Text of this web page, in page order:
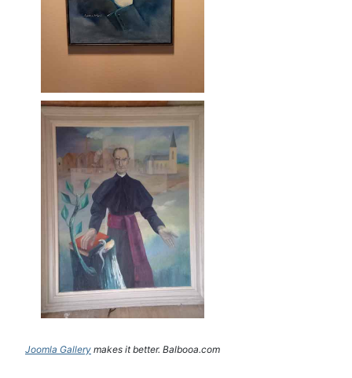
Joomla Gallery makes it better. Balbooa.com